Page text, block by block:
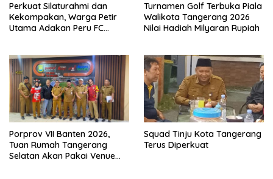
Perkuat Silaturahmi dan
Kekompakan, Warga Petir
Utama Adakan Peru FC
Turnamen Golf Terbuka Piala
Walikota Tangerang 2026
Nilai Hadiah Milyaran Rupiah
Porprov VII Banten 2026,
Tuan Rumah Tangerang
Selatan Akan Pakai Venue
Squad Tinju Kota Tangerang
Terus Diperkuat